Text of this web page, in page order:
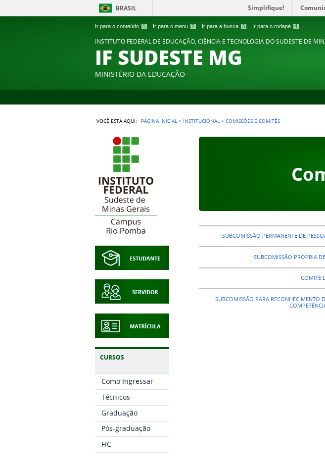
Ir para o conteúdo 1 Ir para o menu 2 Ir para a busca 3 Ir para o rodapé 4
BRASIL Simplifique!
INSTITUTO FEDERAL DE EDUCAÇÃO, CIÊNCIA E TECNOLOGIA DO SUDESTE DE
IF SUDESTE MG
MINISTÉRIO DA EDUCAÇÃO
VOCÊ ESTÁ AQUI: PÁGINA INICIAL > INSTITUCIONAL >COMISSÕES E COMITÊS
CURSOS
Como Ingressar
Técnicos
Graduação
Pós-graduação
FIC
SUBCOMISSÃO PERMANENTE DE
SUBCOMISSÃO PRÓPRIA
COMITÊ
SUBCOMISSÃO PARA RECONHECIMENTO